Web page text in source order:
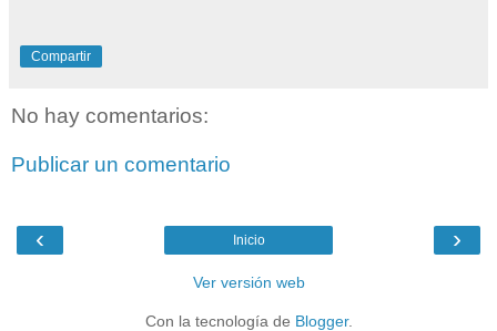
Compartir
No hay comentarios:
Publicar un comentario
‹ ›
Inicio
Ver versión web
Con la tecnología de Blogger.